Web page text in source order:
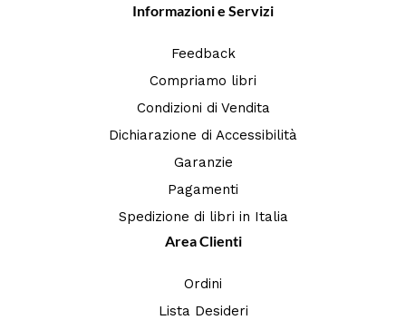
Informazioni e Servizi
Feedback
Compriamo libri
Condizioni di Vendita
Dichiarazione di Accessibilità
Garanzie
Pagamenti
Spedizione di libri in Italia
Area Clienti
Ordini
Lista Desideri